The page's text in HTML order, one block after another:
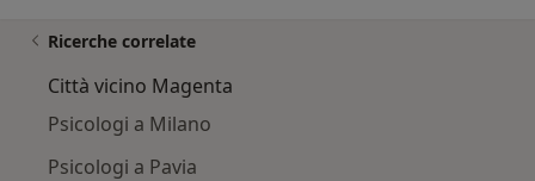
Ricerche correlate
Città vicino Magenta
Psicologi a Milano
Psicologi a Pavia